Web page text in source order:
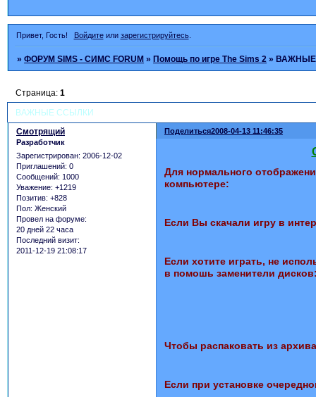
Привет, Гость! Войдитеили зарегистрируйтесь.
»ФОРУМ SIMS - СИМС FORUM »Помощь по игре The Sims 2 »
ВАЖНЫЕ ССЫЛКИ
Страница:1
Поделиться2008-04-13 11:46:35
Смотрящий
Разработчик
Зарегистрирован: 2006-12-02
Приглашений: 0
Сообщений: 1000
Уважение: +1219
Позитив: +828
Пол: Женский
Провел на форуме:
20 дней 22 часа
Последний визит:
2011-12-19 21:08:17
Для нормального
компьютере:
Если Вы скачали игру в
Если хотите играть, не
в помошь заменители
Чтобы распаковать из
Если при установке